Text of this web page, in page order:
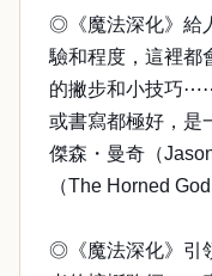
◎《魔法深化》給
驗和程度，這裡都
的撇步和小技巧
或書寫都極好，
傑森・曼奇（
（The Horned
◎《魔法深化》引